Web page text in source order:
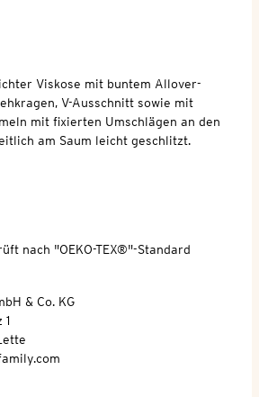
Viskose mit buntem Allover-
V-Ausschnitt sowie mit
mit fixierten Umschlägen an den
am Saum leicht geschlitzt.
nach "OEKO-TEX®"-Standard
& Co. KG